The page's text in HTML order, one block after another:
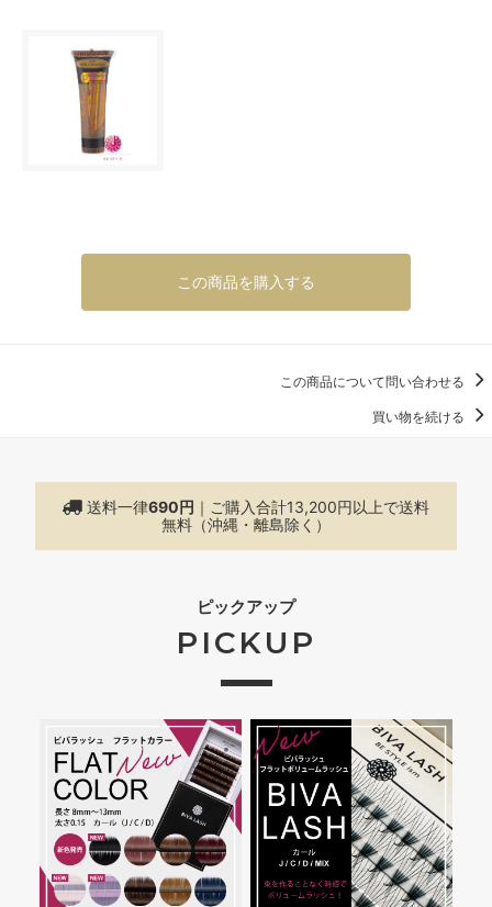
この商品を購入する
この商品について問い合わせる
買い物を続ける
送料一律690円 ｜ご購入合計13,200円以上で送料
無料（沖縄・離島除く）
ピックアップ
PICKUP